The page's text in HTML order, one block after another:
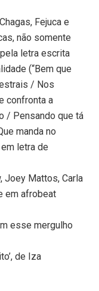
Fejuca e
não somente
letra escrita
(“Bem que
/ Nos
confronta a
/ Pensando que tá
manda no
letra de
Joey Mattos, Carla
em afrobeat
esse mergulho
de Iza